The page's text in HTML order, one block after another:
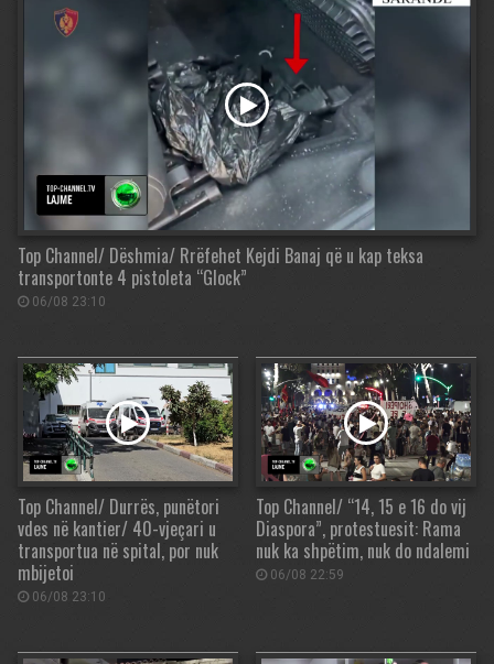
Top Channel/ Dëshmia/ Rrëfehet Kejdi Banaj që u kap teksa
transportonte 4 pistoleta “Glock”
06/08 23:10
Top Channel/ Durrës, punëtori
vdes në kantier/ 40-vjeçari u
transportua në spital, por nuk
mbijetoi
06/08 23:10
Top Channel/ “14, 15 e 16 do vij
Diaspora”, protestuesit: Rama
nuk ka shpëtim, nuk do ndalemi
06/08 22:59